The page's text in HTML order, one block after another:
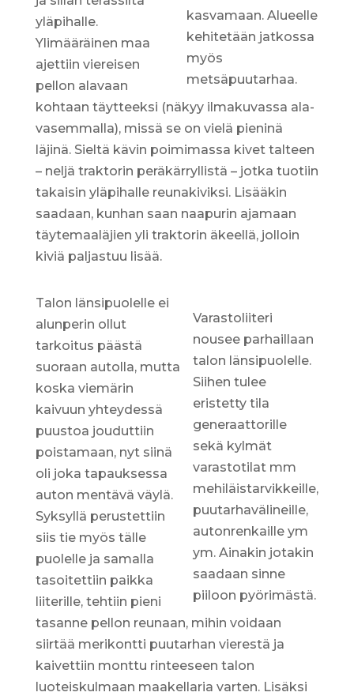
kasvamaan. Alueelle
kehitetään jatkossa
myös
metsäpuutarhaa.
yläpihalle.
Ylimääräinen maa
ajettiin viereisen
pellon alavaan
kohtaan täytteeksi (näkyy ilmakuvassa ala-
vasemmalla), missä se on vielä pieninä
läjinä. Sieltä kävin poimimassa kivet talteen
– neljä traktorin peräkärryllistä – jotka tuotiin
takaisin yläpihalle reunakiviksi. Lisääkin
saadaan, kunhan saan naapurin ajamaan
täytemaaläjien yli traktorin äkeellä, jolloin
kiviä paljastuu lisää.
Varastoliiteri
nousee parhaillaan
talon länsipuolelle.
Siihen tulee
eristetty tila
generaattorille
sekä kylmät
varastotilat mm
mehiläistarvikkeille,
puutarhavälineille,
autonrenkaille ym
ym. Ainakin jotakin
saadaan sinne
piiloon pyörimästä.
Talon länsipuolelle ei
alunperin ollut
tarkoitus päästä
suoraan autolla, mutta
koska viemärin
kaivuun yhteydessä
puustoa jouduttiin
poistamaan, nyt siinä
oli joka tapauksessa
auton mentävä väylä.
Syksyllä perustettiin
siis tie myös tälle
puolelle ja samalla
tasoitettiin paikka
liiterille, tehtiin pieni
tasanne pellon reunaan, mihin voidaan
siirtää merikontti puutarhan vierestä ja
kaivettiin monttu rinteeseen talon
luoteiskulmaan maakellaria varten. Lisäksi